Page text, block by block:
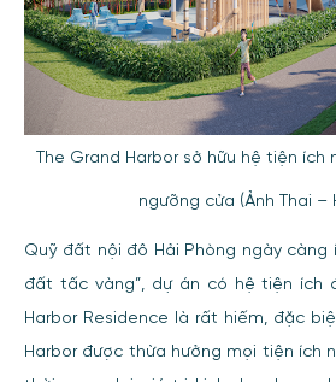
The Grand Harbor sở hữu hệ tiện ích
ngưỡng cửa (Ảnh Thai –
Quỹ đất nội đô Hải Phòng ngày
đất tấc vàng”, dự án có hệ tiện ích
Harbor Residence là rất hiếm, đặc
Harbor được thừa hưởng mọi tiện ích